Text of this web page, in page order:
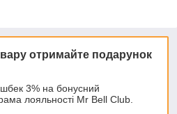
отримайте подарунок
3% на бонусний
лояльності Mr Bell Club.